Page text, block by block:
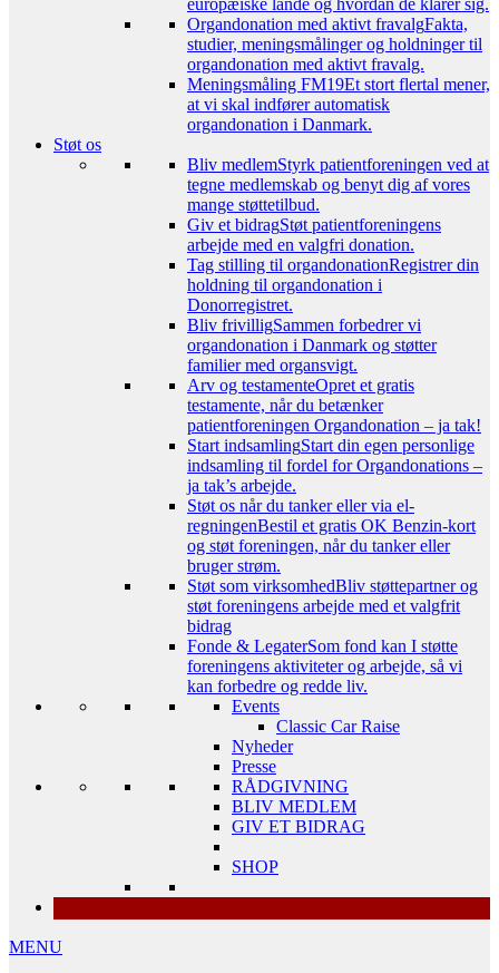
europæiske lande og hvordan de klarer sig.
Organdonation med aktivt fravalgFakta,
studier, meningsmålinger og holdninger til
organdonation med aktivt fravalg.
Meningsmåling FM19Et stort flertal mener,
at vi skal indfører automatisk
organdonation i Danmark.
Støt os
Bliv medlemStyrk patientforeningen ved at
tegne medlemskab og benyt dig af vores
mange støttetilbud.
Giv et bidragStøt patientforeningens
arbejde med en valgfri donation.
Tag stilling til organdonationRegistrer din
holdning til organdonation i
Donorregistret.
Bliv frivilligSammen forbedrer vi
organdonation i Danmark og støtter
familier med organsvigt.
Arv og testamenteOpret et gratis
testamente, når du betænker
patientforeningen Organdonation – ja tak!
Start indsamlingStart din egen personlige
indsamling til fordel for Organdonations –
ja tak’s arbejde.
Støt os når du tanker eller via el-
regningenBestil et gratis OK Benzin-kort
og støt foreningen, når du tanker eller
bruger strøm.
Støt som virksomhedBliv støttepartner og
støt foreningens arbejde med et valgfrit
bidrag
Fonde & LegaterSom fond kan I støtte
foreningens aktiviteter og arbejde, så vi
kan forbedre og redde liv.
Events
Classic Car Raise
Nyheder
Presse
RÅDGIVNING
BLIV MEDLEM
GIV ET BIDRAG
SHOP
MENU